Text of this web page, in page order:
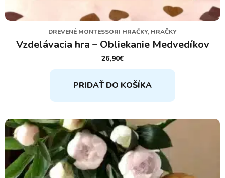
DREVENÉ MONTESSORI HRAČKY, HRAČKY
Vzdelávacia hra – Obliekanie Medvedíkov
26,90€
PRIDAŤ DO KOŠÍKA